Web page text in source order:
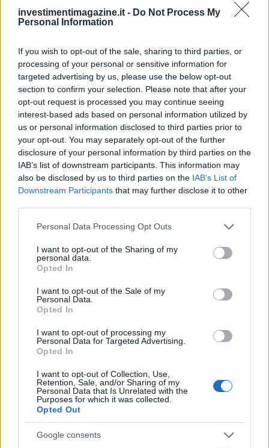
investimentimagazine.it - Do Not Process My
Personal Information
If you wish to opt-out of the sale, sharing to third parties, or
processing of your personal or sensitive information for
targeted advertising by us, please use the below opt-out
section to confirm your selection. Please note that after your
opt-out request is processed you may continue seeing
interest-based ads based on personal information utilized by
us or personal information disclosed to third parties prior to
your opt-out. You may separately opt-out of the further
disclosure of your personal information by third parties on the
IAB’s list of downstream participants. This information may
also be disclosed by us to third parties on the IAB’s List of
Downstream Participants that may further disclose it to other
Please note that this website/app uses one or more Google
not limited to your visit or usage behaviour. You may click to
grant or deny consent to Google and its third-party tags to
use your data for below specified purposes in below Google
consent section.
Personal Data Processing Opt Outs
I want to opt-out of the Sharing of my
personal data.
Opted In
I want to opt-out of the Sale of my
Personal Data.
Opted In
I want to opt-out of processing my
Personal Data for Targeted Advertising.
Opted In
I want to opt-out of Collection, Use,
Retention, Sale, and/or Sharing of my
Personal Data that Is Unrelated with the
Purposes for which it was collected.
Opted Out
Google consents
Novità fiscali 2026: Irpef, concordato preventivo e fringe
benefit
Edoardo Vitali · 5 Ago 2026
FINANZA
professionali e obiettivi formativi
Francesca Galli · 5 Ago 2026
FINANZA